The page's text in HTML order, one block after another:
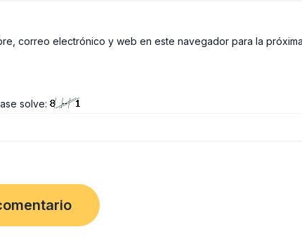
correo electrónico y web en este navegador para la
solve: